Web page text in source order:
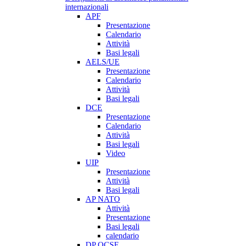
internazionali
APF
Presentazione
Calendario
Attività
Basi legali
AELS/UE
Presentazione
Calendario
Attività
Basi legali
DCE
Presentazione
Calendario
Attività
Basi legali
Video
UIP
Presentazione
Attività
Basi legali
AP NATO
Attività
Presentazione
Basi legali
calendario